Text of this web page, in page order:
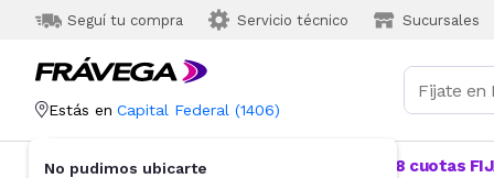
Seguí tu compra Servicio técnico Sucursales
Estás en Capital Federal (1406)
No pudimos ubicarte
Categorías Más Vendidos 18 cuotas